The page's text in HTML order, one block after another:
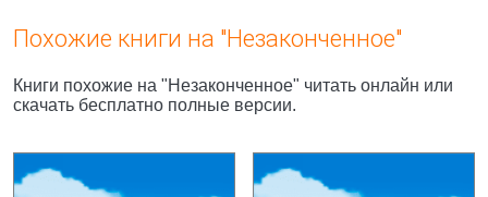
Похожие книги на "Незаконченное"
Книги похожие на "Незаконченное" читать онлайн или
скачать бесплатно полные версии.